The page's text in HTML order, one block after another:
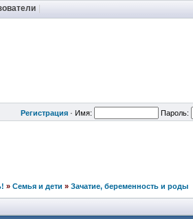
Регистрация · Имя: Пароль:
» Семья и дети » Зачатие, беременность и роды